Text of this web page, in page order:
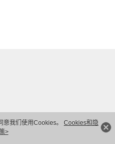
意我们使用Cookies。 Cookies和隐
>